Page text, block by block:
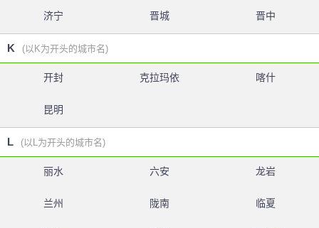
济宁 晋城 晋中
K (以K为开头的城市名)
开封 克拉玛依 喀什
昆明
L (以L为开头的城市名)
丽水 六安 龙岩
兰州 陇南 临夏